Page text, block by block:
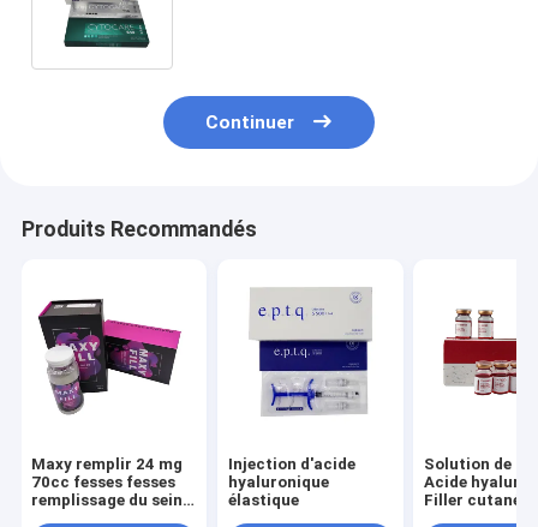
Continuer
Produits Recommandés
Maxy remplir 24 mg
70cc fesses fesses
remplissage du sein
Injection d'acide
hyaluronique
élastique
Solution de
Acide
Filler cutané